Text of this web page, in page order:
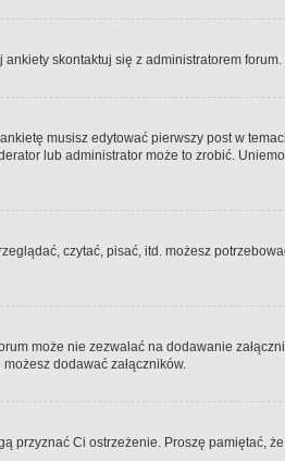
skontaktuj się z administratorem forum.
musisz edytować pierwszy post w
lub administrator może to zrobić.
czytać, pisać, itd. możesz
może nie zezwalać na dodawanie
dodawać załączników.
Ci ostrzeżenie. Proszę pamiętać,